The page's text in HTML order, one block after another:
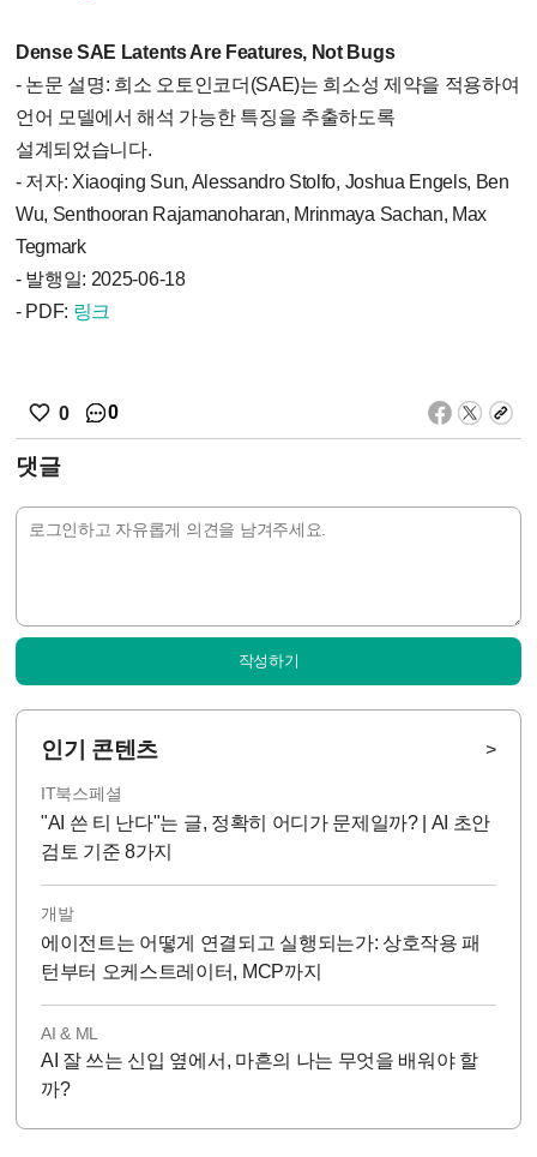
Dense SAE Latents Are Features, Not Bugs
- 논문 설명: 희소 오토인코더(SAE)는 희소성 제약을 적용하여
언어 모델에서 해석 가능한 특징을 추출하도록
설계되었습니다.
- 저자: Xiaoqing Sun, Alessandro Stolfo, Joshua Engels, Ben
Wu, Senthooran Rajamanoharan, Mrinmaya Sachan, Max
Tegmark
- 발행일: 2025-06-18
- PDF: 링크
0 0
댓글
작성하기
인기 콘텐츠 >
IT북스페셜
"AI 쓴 티 난다"는 글, 정확히 어디가 문제일까? | AI 초안
검토 기준 8가지
개발
에이전트는 어떻게 연결되고 실행되는가: 상호작용 패
턴부터 오케스트레이터, MCP까지
AI & ML
AI 잘 쓰는 신입 옆에서, 마흔의 나는 무엇을 배워야 할
까?